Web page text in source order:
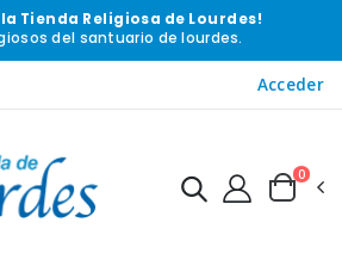
Tienda Religiosa de Lourdes!
del santuario de lourdes.
Acceder
0